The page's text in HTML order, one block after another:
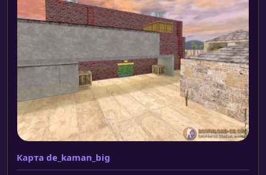
Карта de_kaman_big